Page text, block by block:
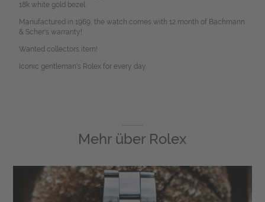
18k white gold bezel.
Manufactured in 1969, the watch comes with 12 month of Bachmann
& Scher's warranty!
Wanted collectors item!
Iconic gentleman's Rolex for every day.
Mehr über Rolex